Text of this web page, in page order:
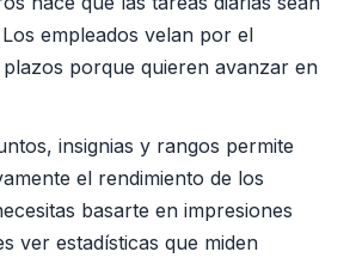
empleados velan por el
porque quieren avanzar en
insignias y rangos permite
el rendimiento de los
basarte en impresiones
ver estadísticas que miden